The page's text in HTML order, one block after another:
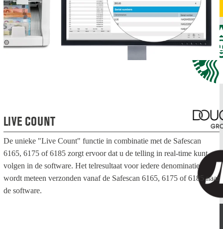
LIVE COUNT
De unieke "Live Count" functie in combinatie met de Safescan
6165, 6175 of 6185 zorgt ervoor dat u de telling in real-time kunt
volgen in de software. Het telresultaat voor iedere denominatie
wordt meteen verzonden vanaf de Safescan 6165, 6175 of 6185 naar
de software.